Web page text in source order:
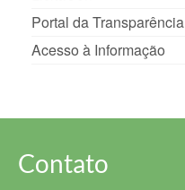
Portal da Transparência
Acesso à Informação
Contato